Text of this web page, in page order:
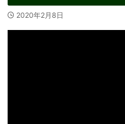
2020年2月8日